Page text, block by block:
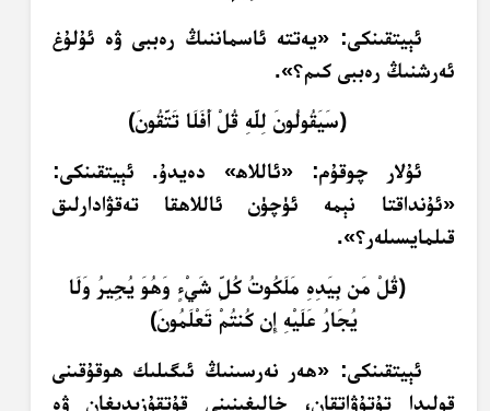
ئېيتقىنكى: «يەتتە ئاسماننىڭ رەببى ۋە ئۇلۇغ
ئەرشنىڭ رەببى كىم؟».‏
﴿سَيَقُولُونَ لِلَّهِ قُلْ أَفَلَا تَتَّقُونَ﴾
ئۇلار چوقۇم: «ئاللاھ» دەيدۇ. ئېيتقىنكى:
«ئۇنداقتا نېمە ئۈچۈن ئاللاھقا تەقۋادارلىق
قىلمايسىلەر؟».‏
﴿قُلْ مَن بِيَدِهِ مَلَكُوتُ كُلِّ شَيْءٍ وَهُوَ يُجِيرُ وَلَا
يُجَارُ عَلَيْهِ إِن كُنتُمْ تَعْلَمُونَ﴾
ئېيتقىنكى: «ھەر نەرسىنىڭ ئىگىلىك ھوقۇقىنى
قولىدا تۇتۇۋاتقان، خالىغىنىنى قۇتقۇزىدىغان ۋە